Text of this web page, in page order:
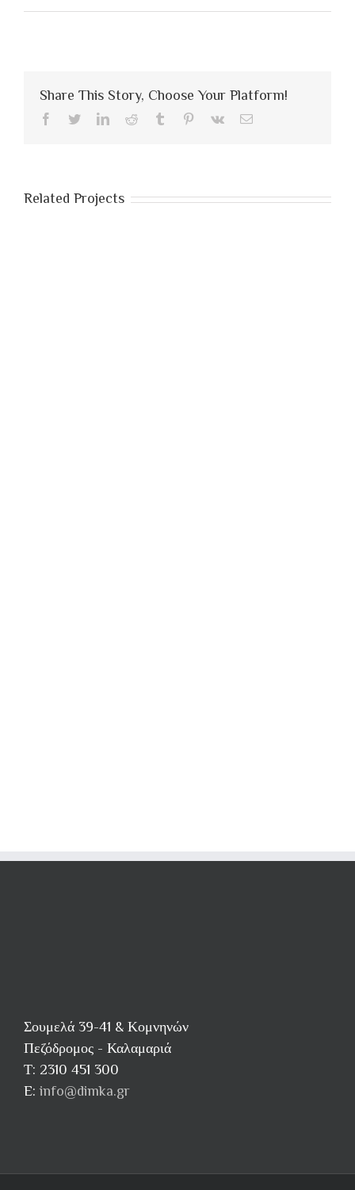
Share This Story, Choose Your Platform!
Facebook
TwitterLinkedInReddit Tumblr Pinterest
Vk Email
Related Projects
Σουμελά 39-41 & Κομνηνών
Πεζόδρομος - Καλαμαριά
Τ: 2310 451 300
E:info@dimka.gr